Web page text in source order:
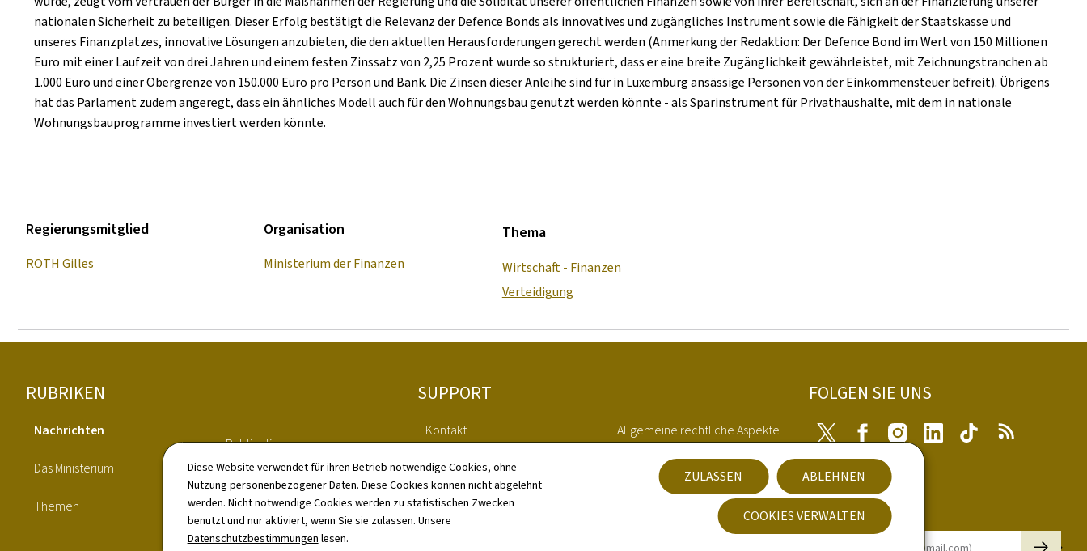
Diese Website verwendet für ihren Betrieb notwendige Cookies, ohne
Nutzung personenbezogener Daten. Diese Cookies können nicht abgelehnt
werden. Nicht notwendige Cookies werden zu statistischen Zwecken
benutzt und nur aktiviert, wenn Sie sie zulassen. Unsere
Datenschutzbestimmungen lesen.
ZULASSEN ABLEHNEN
COOKIES VERWALTEN
nationalen Sicherheit zu beteiligen. Dieser Erfolg bestätigt die Relevanz der Defence Bonds als innovatives und zugängliches Instrument sowie die Fähigkeit der Staatskasse und
unseres Finanzplatzes, innovative Lösungen anzubieten, die den aktuellen Herausforderungen gerecht werden (Anmerkung der Redaktion: Der Defence Bond im Wert von 150 Millionen
Euro mit einer Laufzeit von drei Jahren und einem festen Zinssatz von 2,25 Prozent wurde so strukturiert, dass er eine breite Zugänglichkeit gewährleistet, mit Zeichnungstranchen ab
1.000 Euro und einer Obergrenze von 150.000 Euro pro Person und Bank. Die Zinsen dieser Anleihe sind für in Luxemburg ansässige Personen von der Einkommensteuer befreit). Übrigens
hat das Parlament zudem angeregt, dass ein ähnliches Modell auch für den Wohnungsbau genutzt werden könnte - als Sparinstrument für Privathaushalte, mit dem in nationale
Wohnungsbauprogramme investiert werden könnte.
Regierungsmitglied
ROTH Gilles
Organisation
Ministerium der Finanzen
Thema
Wirtschaft - Finanzen
Verteidigung
Footer
RUBRIKEN
Nachrichten
Das Ministerium
Themen
Publications
Verzeichnis
SUPPORT
Kontakt
Whistleblower Erklärung ARP
Sitemap
Allgemeine rechtliche Aspekte
Barrierefreiheit
Verwaltung der Cookies
FOLGEN SIE UNS
Twitter FacebookInstagramLinkedIn Tiktok
Newsletter